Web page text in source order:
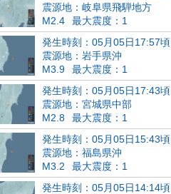
震源地：岐阜県飛騨地方
M2.4
最大震度：1
発生時刻：05月05日17:57頃
震源地：岩手県沖
M3.9
最大震度：1
発生時刻：05月05日17:43頃
震源地：宮城県中部
M2.8
最大震度：1
発生時刻：05月05日15:43頃
震源地：福島県沖
M3.2
最大震度：1
発生時刻：05月05日14:14頃